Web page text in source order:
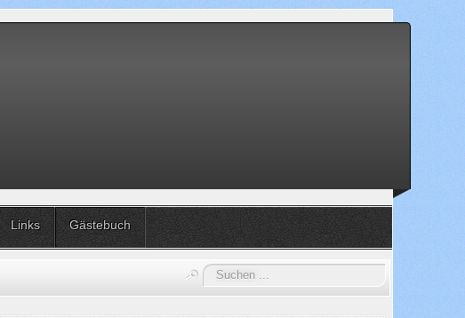
Links Gästebuch
Suchen
...